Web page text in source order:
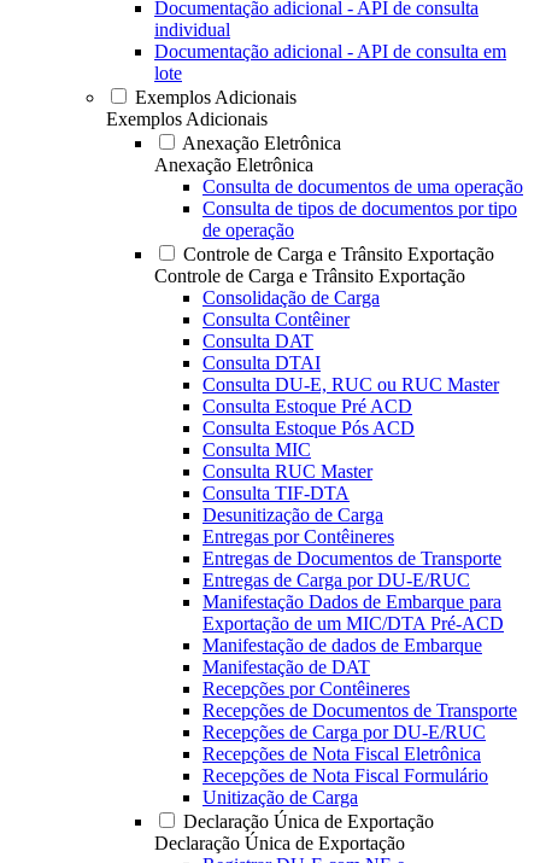
Documentação adicional - API de consulta
individual
Documentação adicional - API de consulta em
lote
Exemplos Adicionais
Exemplos Adicionais
Anexação Eletrônica
Anexação Eletrônica
Consulta de documentos de uma operação
Consulta de tipos de documentos por tipo
de operação
Controle de Carga e Trânsito Exportação
Controle de Carga e Trânsito Exportação
Consolidação de Carga
Consulta Contêiner
Consulta DAT
Consulta DTAI
Consulta DU-E, RUC ou RUC Master
Consulta Estoque Pré ACD
Consulta Estoque Pós ACD
Consulta MIC
Consulta RUC Master
Consulta TIF-DTA
Desunitização de Carga
Entregas por Contêineres
Entregas de Documentos de Transporte
Entregas de Carga por DU-E/RUC
Manifestação Dados de Embarque para
Exportação de um MIC/DTA Pré-ACD
Manifestação de dados de Embarque
Manifestação de DAT
Recepções por Contêineres
Recepções de Documentos de Transporte
Recepções de Carga por DU-E/RUC
Recepções de Nota Fiscal Eletrônica
Recepções de Nota Fiscal Formulário
Unitização de Carga
Declaração Única de Exportação
Declaração Única de Exportação